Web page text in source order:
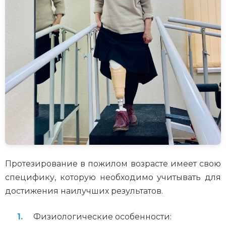
Протезирование в пожилом возрасте имеет свою
специфику, которую необходимо учитывать для
достижения наилучших результатов.
Физиологические особенности: